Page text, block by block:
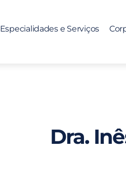
Especialidades e Serviços
Dra.